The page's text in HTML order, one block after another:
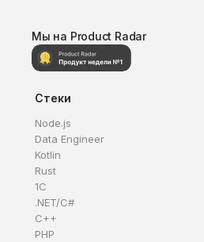
Мы на Product Radar
Стеки
Node.js
Data Engineer
Kotlin
Rust
1C
.NET/C#
C++
PHP